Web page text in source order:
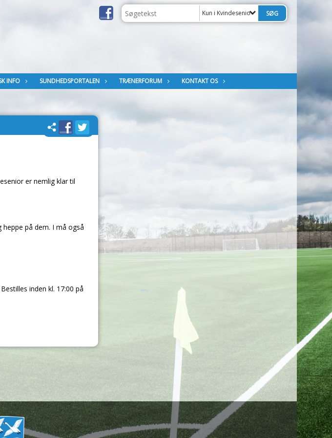
Kun i Kvindesenior
INFO SUNDHEDSPORTALEN TRÆNERFORUM KONTAKT OS
er nemlig klar til
på dem. I må også
inden kl. 17:00 på